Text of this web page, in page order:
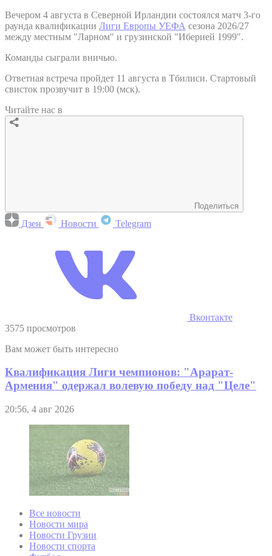
Вечером 4 августа в Северной Ирландии состоялся матч 3-го
раунда квалификации Лиги Европы УЕФА сезона 2026/27
между местным "Ларном" и грузинской "Иберией 1999".
Команды сыграли вничью.
Ответная встреча пройдет 11 августа в Тбилиси. Стартовый
свисток прозвучит в 19:00 (мск).
Читайте нас в
Поделиться
Дзен Новости Telegram
Вконтакте
3575 просмотров
Вам может быть интересно
Квалификация Лиги чемпионов: "Арарат-
Армения" одержал волевую победу над "Целе"
20:56, 4 авг 2026
Все новости
Новости мира
Новости Грузии
Новости спорта